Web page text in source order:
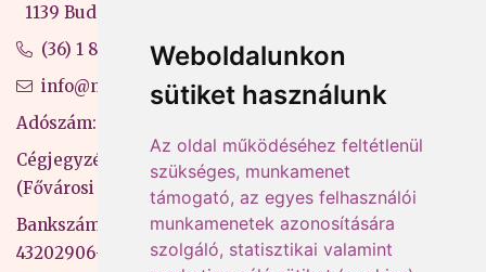
Weboldalunkon
sütiket használunk
Az oldal működéséhez feltétlenül
szükséges, munkamenet
támogató, az egyes felhasználói
munkamenetek azonosítására
szolgáló, statisztikai valamint
1139 Budapest, Váci út 99-105. 4. em.
(36) 1 880 76 00
info@mprx.hu
Adószám: 13598145-2-41
Cégjegyzékszám: 01-09-883770
(Fővárosi Bíróság)
Bankszámlaszám: CIB Bank, 10700581-
43202906-51100005